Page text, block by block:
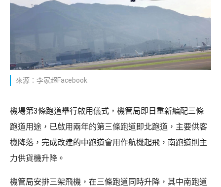
來源：李家超Facebook
機場第3條跑道舉行啟用儀式，機管局即日重新編配三條
跑道用途，已啟用兩年的第三條跑道即北跑道，主要供客
機降落，完成改建的中跑道會用作航機起飛，南跑道則主
力供貨機升降。
機管局安排三架飛機，在三條跑道同時升降，其中南跑道